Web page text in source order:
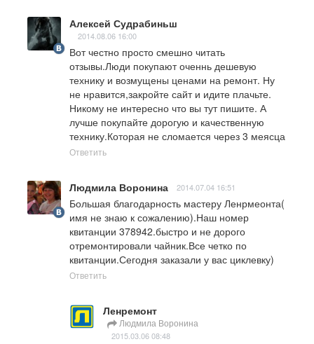
Алексей Судрабиньш
2014.08.06 16:00
Вот честно просто смешно читать
отзывы.Люди покупают оченнь дешевую
технику и возмущены ценами на ремонт. Ну
не нравится,закройте сайт и идите плачьте.
Никому не интересно что вы тут пишите. А
лучше покупайте дорогую и качественную
технику.Которая не сломается через 3 меясца
Ответить
Людмила Воронина 2014.07.04 16:51
Большая благодарность мастеру Ленрмеонта(
имя не знаю к сожалению).Наш номер
квитанции 378942.быстро и не дорого
отремонтировали чайник.Все четко по
квитанции.Сегодня заказали у вас циклевку)
Ответить
Ленремонт
Людмила Воронина
2015.03.06 08:48